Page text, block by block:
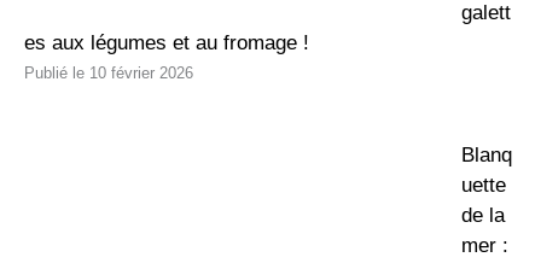
galett
es aux légumes et au fromage !
10 février 2026
Blanq
uette
de la
mer :